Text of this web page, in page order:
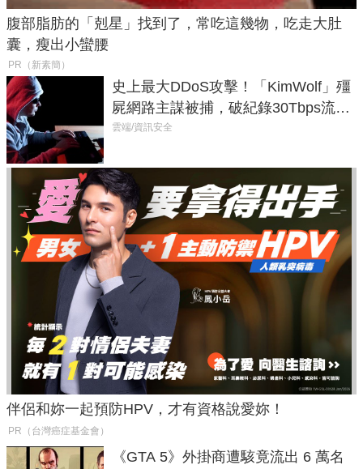
腹部脂肪的「剋星」找到了，常吃這幾物，吃走大肚
囊，瘦出小蠻腰
PR（新素簡）
史上最大DDoS攻擊！「KimWolf」殭
屍網路主謀被捕，破紀錄30Tbps流量
癱瘓全球！
雲端/資訊安全
伴侶和妳一起預防HPV，才有資格說愛妳！
PR（台灣癌症基金會）
《GTA 5》外掛商遭駭竟流出 6 萬名